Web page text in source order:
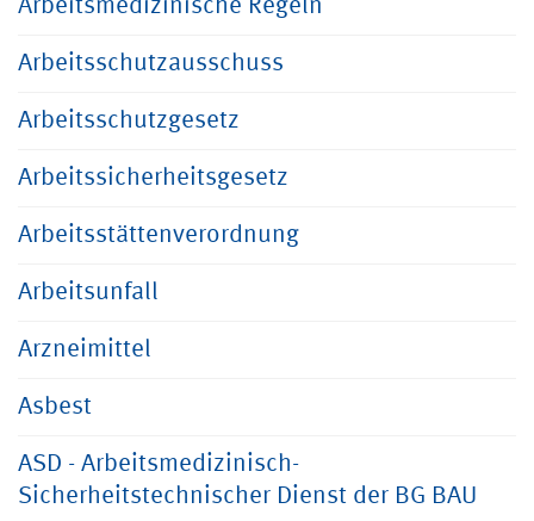
Arbeitsmedizinische Regeln
Arbeitsschutzausschuss
Arbeitsschutzgesetz
Arbeitssicherheitsgesetz
Arbeitsstättenverordnung
Arbeitsunfall
Arzneimittel
Asbest
ASD - Arbeitsmedizinisch-
Sicherheitstechnischer Dienst der BG BAU